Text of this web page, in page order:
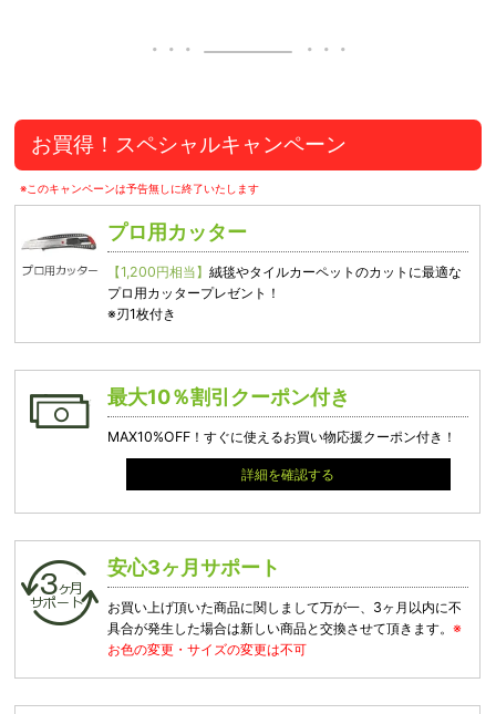
お買得！スペシャルキャンペーン
※このキャンペーンは予告無しに終了いたします
プロ用カッター
【1,200円相当】絨毯やタイルカーペットのカットに最適な
プロ用カッタープレゼント！
※刃1枚付き
最大10％割引クーポン付き
MAX10%OFF！すぐに使えるお買い物応援クーポン付き！
詳細を確認する
安心3ヶ月サポート
お買い上げ頂いた商品に関しまして万が一、3ヶ月以内に不
具合が発生した場合は新しい商品と交換させて頂きます。※
お色の変更・サイズの変更は不可